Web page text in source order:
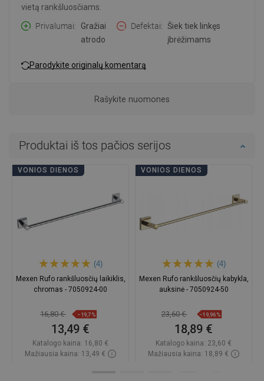
vietą rankšluosčiams.
Privalumai
Gražiai
atrodo
Defektai
Šiek tiek linkęs
įbrėžimams
Parodykite originalų komentarą
Rašykite nuomones
Produktai iš tos pačios serijos
VONIOS DIENOS
(4)
Mexen Rufo rankšluosčių laikiklis,
chromas - 7050924-00
16,80 € −19,7%
13,49 €
Katalogo kaina: 16,80 €
Mažiausia kaina: 13,49 €
VONIOS DIENOS
(4)
Mexen Rufo rankšluosčių kabykla,
auksinė - 7050924-50
23,60 € −19,96%
18,89 €
Katalogo kaina: 23,60 €
Mažiausia kaina: 18,89 €